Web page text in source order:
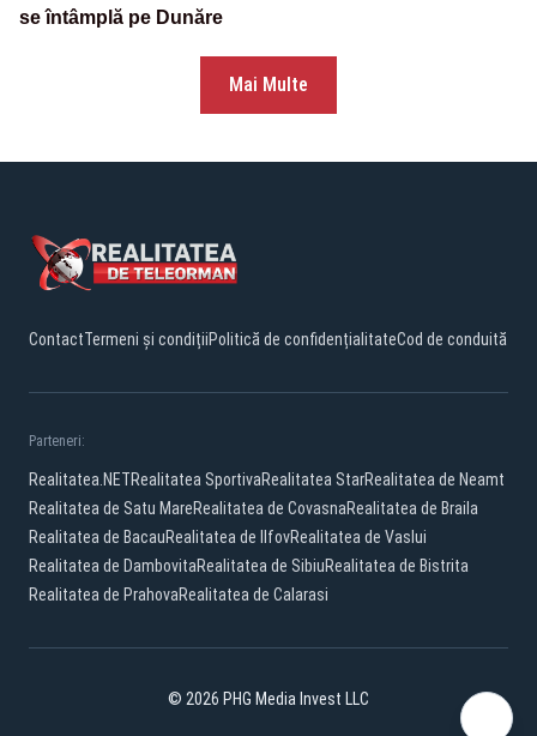
se întâmplă pe Dunăre
Mai Multe
ContactTermeni și condițiiPolitică de confidențialitateCod de conduită
Parteneri:
Realitatea.NETRealitatea SportivaRealitatea StarRealitatea de Neamt
Realitatea de Satu MareRealitatea de CovasnaRealitatea de Braila
Realitatea de BacauRealitatea de IlfovRealitatea de Vaslui
Realitatea de DambovitaRealitatea de SibiuRealitatea de Bistrita
Realitatea de PrahovaRealitatea de Calarasi
© 2026 PHG Media Invest LLC